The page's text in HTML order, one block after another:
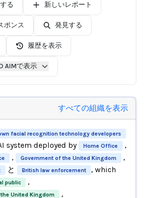
る 新しいレポート
ポンス 発見する
履歴を表示
AIMで表示
すべての組織を表示
facial recognition technology developers
system deployed by Home Office ,
, Government of the United Kingdom ,
と British law enforcement
, which
public ,
United Kingdom ,